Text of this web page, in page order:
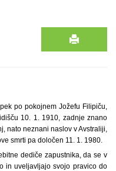
po pokojnem Jožefu Filipiču,
10. 1. 1910, zadnje znano
nato neznani naslov v Avstraliji,
smrti pa določen 11. 1. 1980.
dediče zapustnika, da se v
in uveljavljajo svojo pravico do